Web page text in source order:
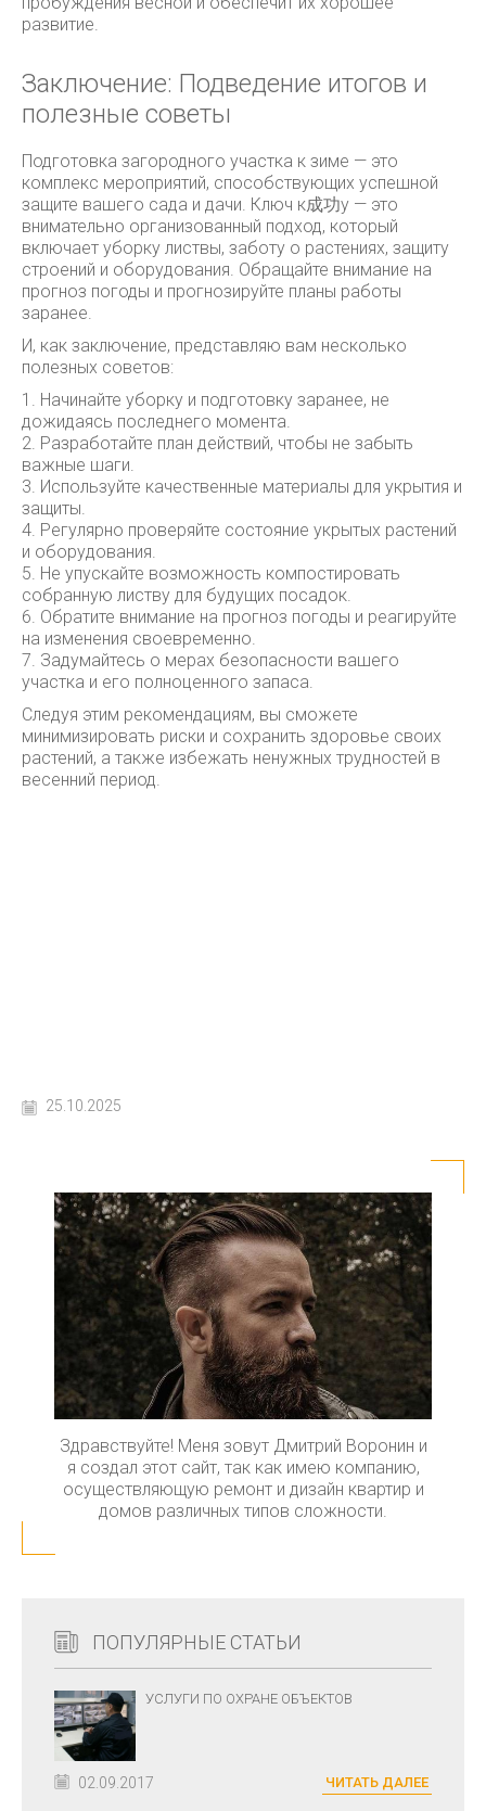
развитие.
Заключение: Подведение итогов и
полезные советы
Подготовка загородного участка к зиме — это
комплекс мероприятий, способствующих успешной
защите вашего сада и дачи. Ключ к成功у — это
внимательно организованный подход, который
включает уборку листвы, заботу о растениях, защиту
строений и оборудования. Обращайте внимание на
прогноз погоды и прогнозируйте планы работы
заранее.
И, как заключение, представляю вам несколько
полезных советов:
1. Начинайте уборку и подготовку заранее, не
дожидаясь последнего момента.
2. Разработайте план действий, чтобы не забыть
важные шаги.
3. Используйте качественные материалы для укрытия и
защиты.
4. Регулярно проверяйте состояние укрытых растений
и оборудования.
5. Не упускайте возможность компостировать
собранную листву для будущих посадок.
6. Обратите внимание на прогноз погоды и реагируйте
на изменения своевременно.
7. Задумайтесь о мерах безопасности вашего
участка и его полноценного запаса.
Следуя этим рекомендациям, вы сможете
минимизировать риски и сохранить здоровье своих
растений, а также избежать ненужных трудностей в
весенний период.
25.10.2025
Здравствуйте! Меня зовут Дмитрий Воронин и
я создал этот сайт, так как имею компанию,
осуществляющую ремонт и дизайн квартир и
домов различных типов сложности.
ПОПУЛЯРНЫЕ СТАТЬИ
УСЛУГИ ПО ОХРАНЕ ОБЪЕКТОВ
02.09.2017 ЧИТАТЬ ДАЛЕЕ